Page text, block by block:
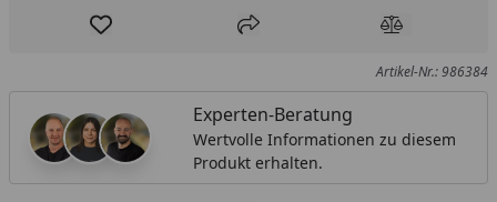
Produkt zur Wunschliste hinzufügen
Teilen Produkt
Artikel-Nr.: 986384
Experten-Beratung
Wertvolle Informationen zu diesem
Produkt erhalten.